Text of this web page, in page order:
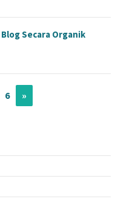
Secara Organik
6 »